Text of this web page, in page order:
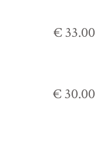
€ 33.00
€ 30.00